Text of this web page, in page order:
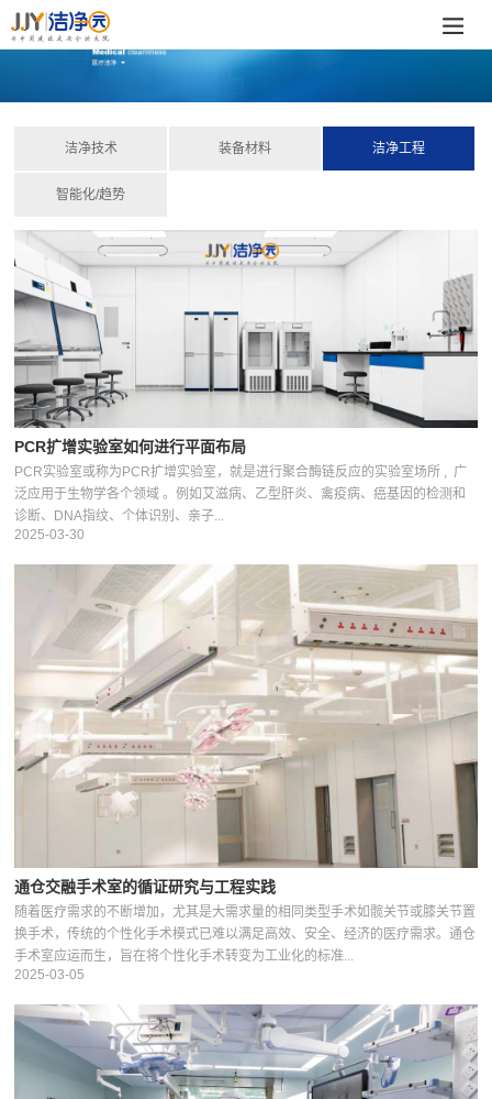
洁净技术 装备材料 洁净工程
智能化/趋势
PCR扩增实验室如何进行平面布局
PCR实验室或称为PCR扩增实验室，就是进行聚合酶链反应的实验室场所 , 广
泛应用于生物学各个领域 。例如艾滋病、乙型肝炎、禽疫病、癌基因的检测和
诊断、DNA指纹、个体识别、亲子...
2025-03-30
通仓交融手术室的循证研究与工程实践
随着医疗需求的不断增加，尤其是大需求量的相同类型手术如髋关节或膝关节置
换手术，传统的个性化手术模式已难以满足高效、安全、经济的医疗需求。通仓
手术室应运而生，旨在将个性化手术转变为工业化的标准...
2025-03-05